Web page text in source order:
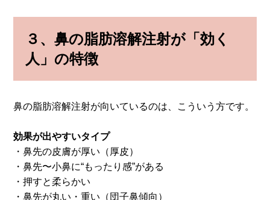
３、鼻の脂肪溶解注射が「効く
人」の特徴
鼻の脂肪溶解注射が向いているのは、こういう方です。
効果が出やすいタイプ
・鼻先の皮膚が厚い（厚皮）
・鼻先〜小鼻に“もったり感”がある
・押すと柔らかい
・鼻先が丸い・重い（団子鼻傾向）